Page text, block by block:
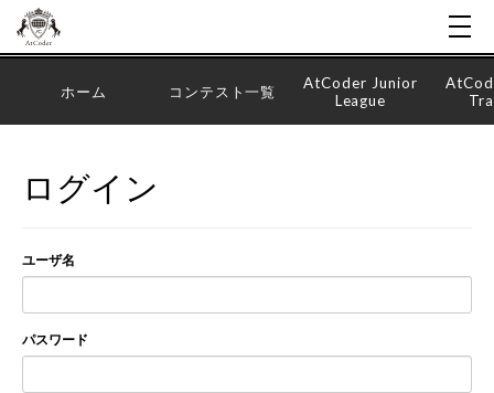
ホーム コンテスト一覧
AtCoder Junior
League
ログイン
ユーザ名
パスワード